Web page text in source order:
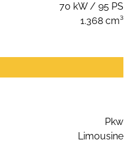
70 kW / 95 PS
1.368 cm³
Pkw
Limousine